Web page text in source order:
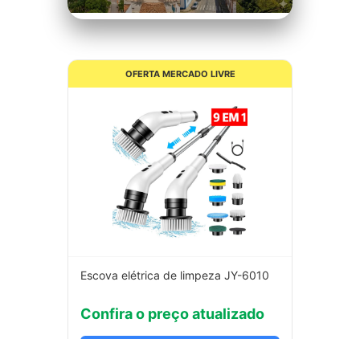
OFERTA MERCADO LIVRE
Escova elétrica de limpeza JY-6010
Confira o preço atualizado